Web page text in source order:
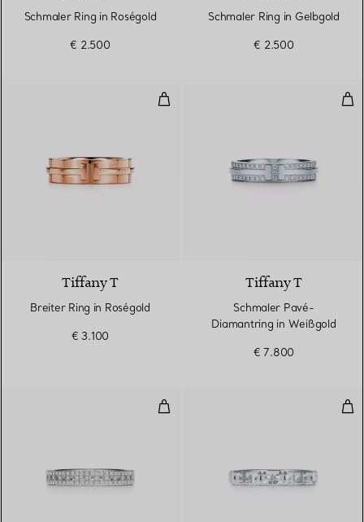
Schmaler Ring in Roségold
€ 2.500
Schmaler Ring in Gelbgold
€ 2.500
Breiter Ring in Roségold
Tiffany T
Breiter Ring in Roségold
€ 3.100
Tiffany T
Schmaler Pavé-
Diamantring in Weißgold
€ 7.800
True schmaler Ring in Weißgold